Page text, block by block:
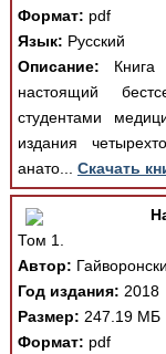
Формат: pdf
Язык: Русский
Описание: Книга
настоящий
студентами
издания
анато... Скачать
Том 1.
Автор:
Год издания: 2018
Размер: 247.19 МБ
Формат: pdf